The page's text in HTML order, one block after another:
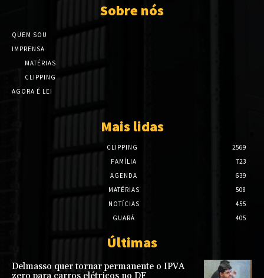
Sobre nós
QUEM SOU
IMPRENSA
MATÉRIAS
CLIPPING
AGORA É LEI
Mais lidas
CLIPPING
2569
FAMÍLIA
723
AGENDA
639
MATÉRIAS
508
NOTÍCIAS
455
GUARÁ
405
Últimas
Delmasso quer tornar permanente o IPVA